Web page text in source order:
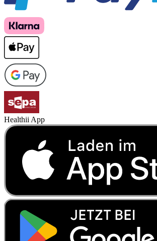
Healthii App